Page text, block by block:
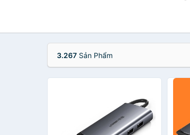
3.267 Sản Phẩm